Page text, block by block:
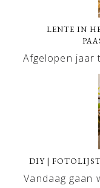
LENTE IN
Afgelopen jaar
DIY |
Vandaag gaan